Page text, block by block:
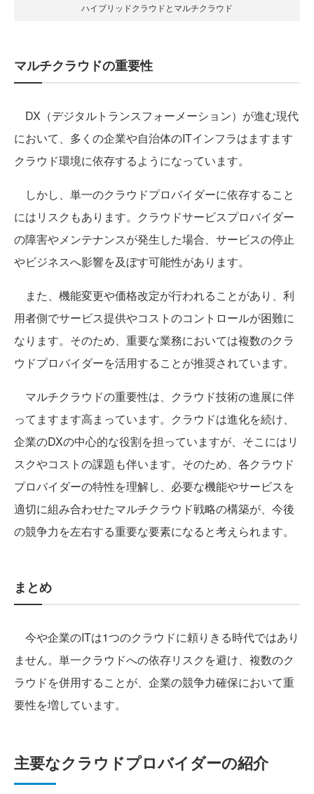
ハイブリッドクラウドとマルチクラウド
マルチクラウドの重要性
DX（デジタルトランスフォーメーション）が進む現代
において、多くの企業や自治体のITインフラはますます
クラウド環境に依存するようになっています。
しかし、単一のクラウドプロバイダーに依存すること
にはリスクもあります。クラウドサービスプロバイダー
の障害やメンテナンスが発生した場合、サービスの停止
やビジネスへ影響を及ぼす可能性があります。
また、機能変更や価格改定が行われることがあり、利
用者側でサービス提供やコストのコントロールが困難に
なります。そのため、重要な業務においては複数のクラ
ウドプロバイダーを活用することが推奨されています。
マルチクラウドの重要性は、クラウド技術の進展に伴
ってますます高まっています。クラウドは進化を続け、
企業のDXの中心的な役割を担っていますが、そこにはリ
スクやコストの課題も伴います。そのため、各クラウド
プロバイダーの特性を理解し、必要な機能やサービスを
適切に組み合わせたマルチクラウド戦略の構築が、今後
の競争力を左右する重要な要素になると考えられます。
まとめ
今や企業のITは1つのクラウドに頼りきる時代ではあり
ません。単一クラウドへの依存リスクを避け、複数のク
ラウドを併用することが、企業の競争力確保において重
要性を増しています。
主要なクラウドプロバイダーの紹介